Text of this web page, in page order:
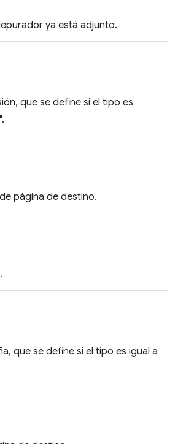
ya está adjunto.
que se define si el tipo es
página de destino.
que se define si el tipo es igual a